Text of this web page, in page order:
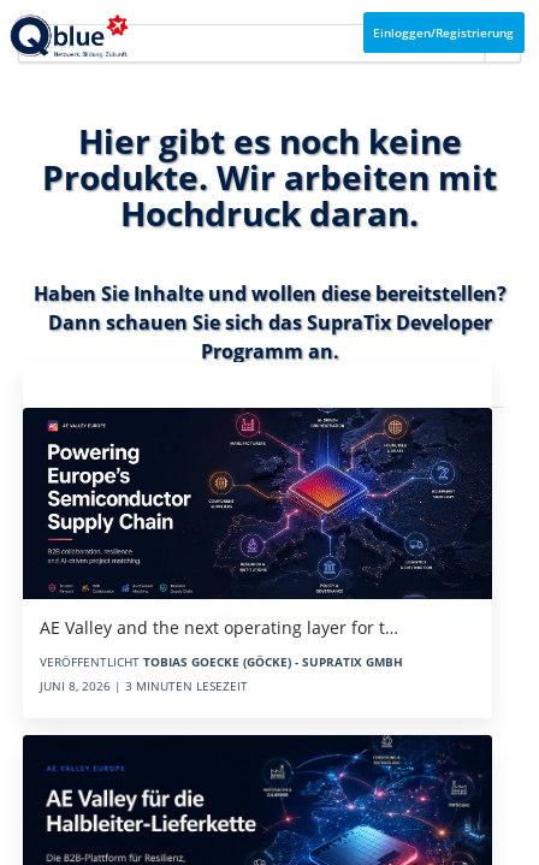
Einloggen/Registrierung
Hier gibt es noch keine
Produkte. Wir arbeiten mit
Hochdruck daran.
Haben Sie Inhalte und wollen diese bereitstellen?
Dann schauen Sie sich dasSupraTix Developer
Programman.
AE Valley and the next operating layer for t…
VERÖFFENTLICHT TOBIAS GOECKE (GÖCKE) - SUPRATIX GMBH
JUNI 8, 2026 | 3 MINUTEN LESEZEIT